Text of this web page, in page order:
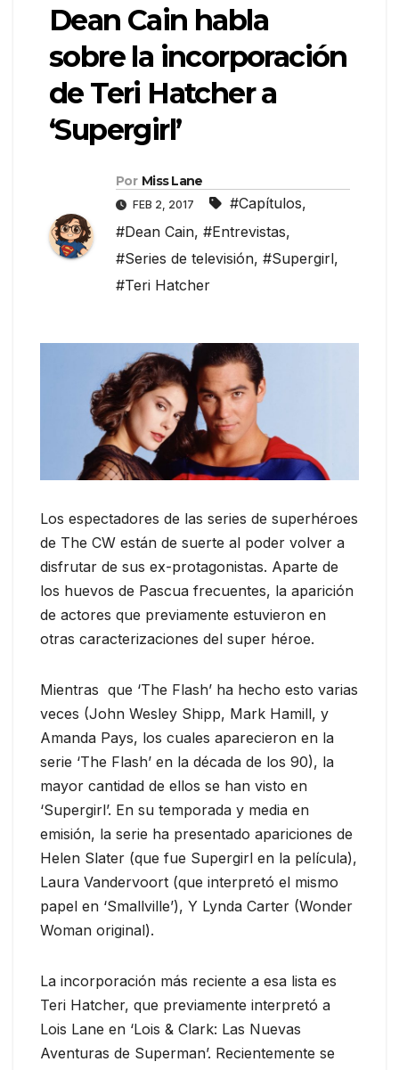
Dean Cain habla
sobre la incorporación
de Teri Hatcher a
‘Supergirl’
Por Miss Lane
FEB 2, 2017 #Capítulos,
#Dean Cain, #Entrevistas,
#Series de televisión, #Supergirl,
#Teri Hatcher
Los espectadores de las series de superhéroes
de The CW están de suerte al poder volver a
disfrutar de sus ex-protagonistas. Aparte de
los huevos de Pascua frecuentes, la aparición
de actores que previamente estuvieron en
otras caracterizaciones del super héroe.
Mientras que ‘The Flash’ ha hecho esto varias
veces (John Wesley Shipp, Mark Hamill, y
Amanda Pays, los cuales aparecieron en la
serie ‘The Flash’ en la década de los 90), la
mayor cantidad de ellos se han visto en
‘Supergirl’. En su temporada y media en
emisión, la serie ha presentado apariciones de
Helen Slater (que fue Supergirl en la película),
Laura Vandervoort (que interpretó el mismo
papel en ‘Smallville’), Y Lynda Carter (Wonder
Woman original).
La incorporación más reciente a esa lista es
Teri Hatcher, que previamente interpretó a
Lois Lane en ‘Lois & Clark: Las Nuevas
Aventuras de Superman’. Recientemente se